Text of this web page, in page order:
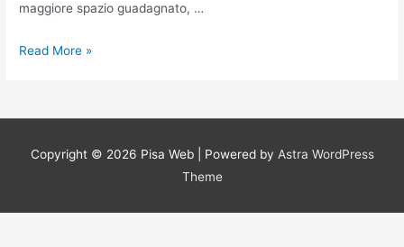
maggiore spazio guadagnato, …
Sgomberi
A
Read More »
Copyright © 2026 Pisa Web| Powered by Astra WordPress
Theme